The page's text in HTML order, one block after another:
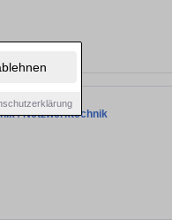
/ Netzwerktechnik